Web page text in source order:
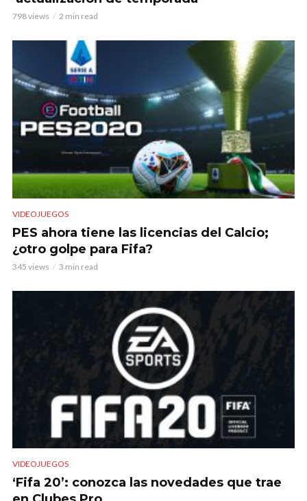
798 views 2 min read
VIDEOJUEGOS
PES ahora tiene las licencias del Calcio;
¿otro golpe para Fifa?
345 views 3 min read
VIDEOJUEGOS
‘Fifa 20’: conozca las novedades que trae